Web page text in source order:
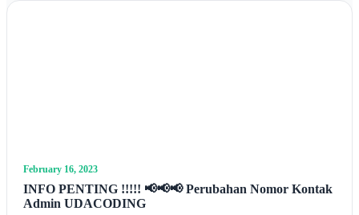
February 16, 2023
INFO PENTING !!!!! 📢📢📢 Perubahan Nomor Kontak
Admin UDACODING